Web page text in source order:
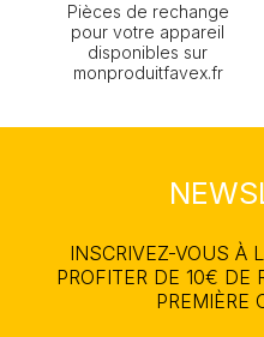
Pièces de rechange
pour votre appareil
disponibles sur
monproduitfavex.fr
INSCRIVEZ-VOUS À
PROFITER DE 10€ DE
PREMIÈRE